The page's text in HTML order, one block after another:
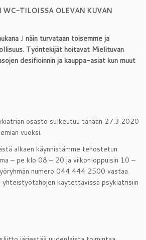
WC-TILOISSA OLEVAN KUVAN
J näin turvataan toisemme ja
Työntekijät hoitavat Mielituvan
desifioinnin ja kauppa-asiat kun muut
osasto sulkeutuu tänään 27.3.2020
vuoksi.
alkaen käynnistämme tehostetun
– pe klo 08 – 20 ja viikonloppuisin 10 –
numero 044 444 2500 vastaa
yhteistyötahojen käytettävissä psykiatrisiin